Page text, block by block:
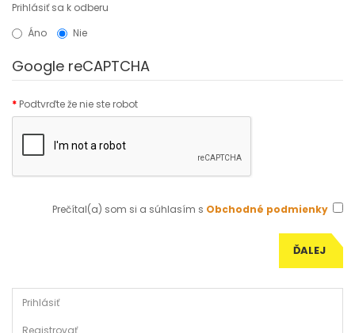
Prihlásiť sa k odberu
Áno
Nie
Google reCAPTCHA
Podtvrďte že nie ste robot
Prečítal(a) som si a súhlasím s Obchodné podmienky
Prihlásiť
Registrovať